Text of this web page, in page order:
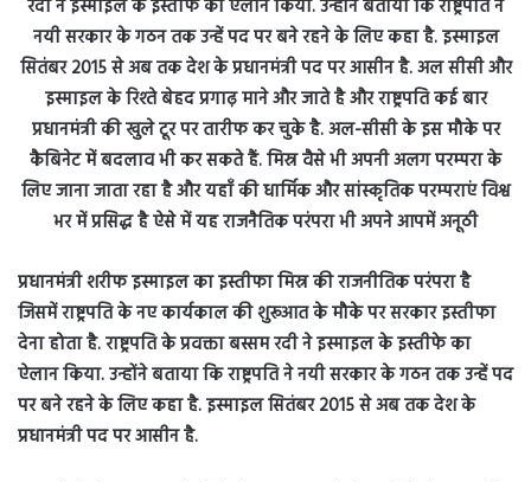
प्रधानमंत्री शरीफ इस्माइल का इस्तीफा मिस्र की राजनीतिक परंपरा है
जिसमें राष्ट्रपति के नए कार्यकाल की शुरूआत के मौके पर सरकार इस्तीफा
देना होता है. राष्ट्रपति के प्रवक्ता बस्सम रदी ने इस्माइल के इस्तीफे का
ऐलान किया. उन्होंने बताया कि राष्ट्रपति ने नयी सरकार के गठन तक उन्हें पद
पर बने रहने के लिए कहा है. इस्माइल सितंबर 2015 से अब तक देश के
प्रधानमंत्री पद पर आसीन है.